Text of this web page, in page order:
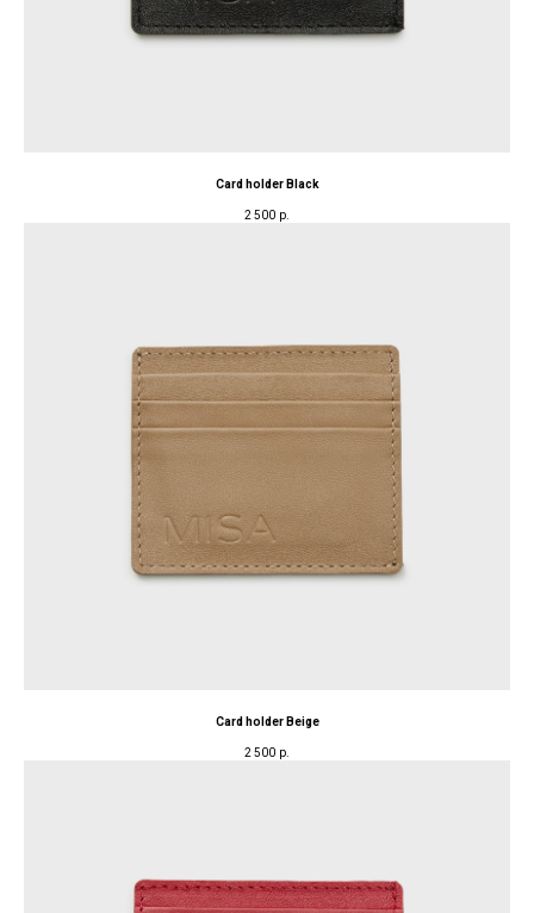
Card holder Black
2 500 р.
Card holder Beige
2 500 р.